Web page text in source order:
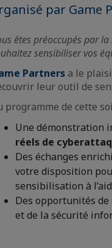
par Game
êtes préoccupés par
sensibiliser vos
Partners a le
leur outil de
programme de cette
Une démonstration
réels de
Des échanges
votre disposition
sensibilisation à
Des opportunités de
et de la sécurité